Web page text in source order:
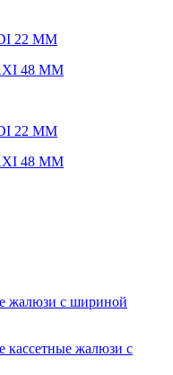
22 ММ
48 ММ
22 ММ
48 ММ
жалюзи с шириной
кассетные жалюзи с